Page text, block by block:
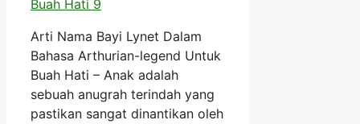
Arti Nama Bayi Lynet Dalam
Bahasa Arthurian-legend Untuk
Buah Hati – Anak adalah
sebuah anugrah terindah yang
pastikan sangat dinantikan oleh